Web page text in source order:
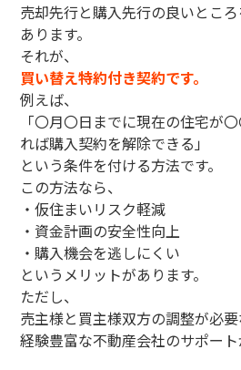
売却先行と購入先行の良いとこ
あります。
それが、
買い替え特約付き契約です。
例えば、
「〇月〇日までに現在の住宅が
れば購入契約を解除できる」
という条件を付ける方法です。
この方法なら、
・仮住まいリスク軽減
・資金計画の安全性向上
・購入機会を逃しにくい
というメリットがあります。
ただし、
売主様と買主様双方の調整が必要
経験豊富な不動産会社のサポート